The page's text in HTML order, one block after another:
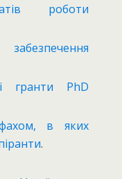
роботи
і гранти PhD
в яких
.